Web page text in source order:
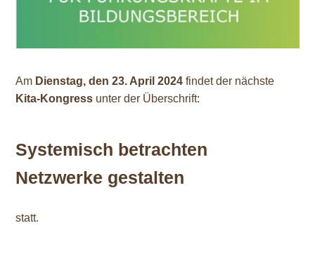
Am Dienstag, den 23. April 2024findet der nächste
Kita-Kongress unter der Überschrift:
Systemisch betrachten
Netzwerke gestalten
statt.